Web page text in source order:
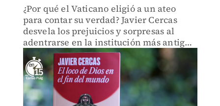
¿Por qué el Vaticano eligió a un ateo
para contar su verdad? Javier Cercas
desvela los prejuicios y sorpresas al
adentrarse en la institución más antigua
del mundo.